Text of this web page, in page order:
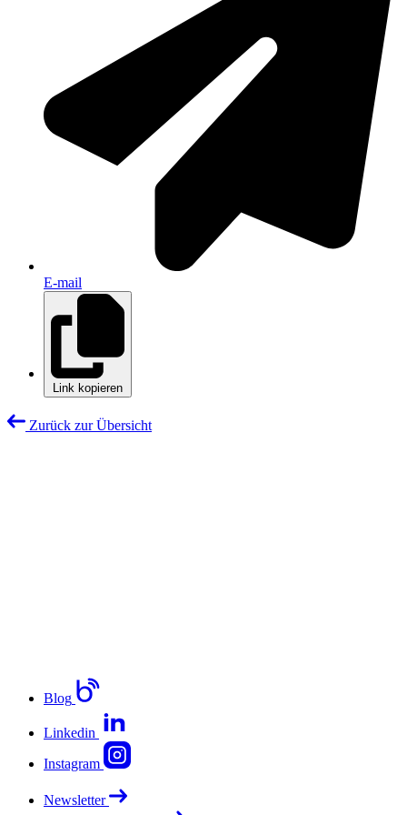
E-mail
Link kopieren
Zurück zur Übersicht
Blog
Linkedin
Instagram
Newsletter